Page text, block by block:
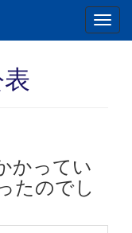
かってい
たのでし